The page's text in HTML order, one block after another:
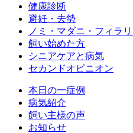
健康診断
避妊・去勢
ノミ・マダニ・フィラ
飼い始めた方
シニアケアと病気
セカンドオピニオン
本日の一症例
病気紹介
飼い主様の声
お知らせ